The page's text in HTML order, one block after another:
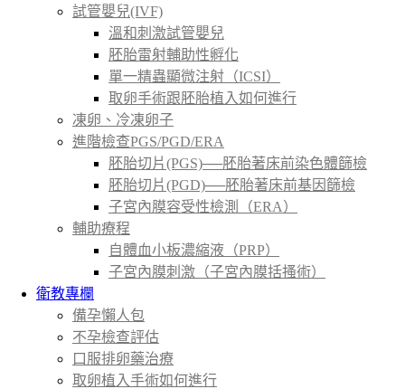
試管嬰兒(IVF)
溫和刺激試管嬰兒
胚胎雷射輔助性孵化
單一精蟲顯微注射（ICSI）
取卵手術跟胚胎植入如何進行
凍卵、冷凍卵子
進階檢查PGS/PGD/ERA
胚胎切片(PGS)──胚胎著床前染色體篩檢
胚胎切片(PGD)──胚胎著床前基因篩檢
子宮內膜容受性檢測（ERA）
輔助療程
自體血小板濃縮液（PRP）
子宮內膜刺激（子宮內膜括搔術）
衛教專欄
備孕懶人包
不孕檢查評估
口服排卵藥治療
取卵植入手術如何進行